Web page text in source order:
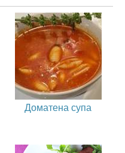
Доматена супа